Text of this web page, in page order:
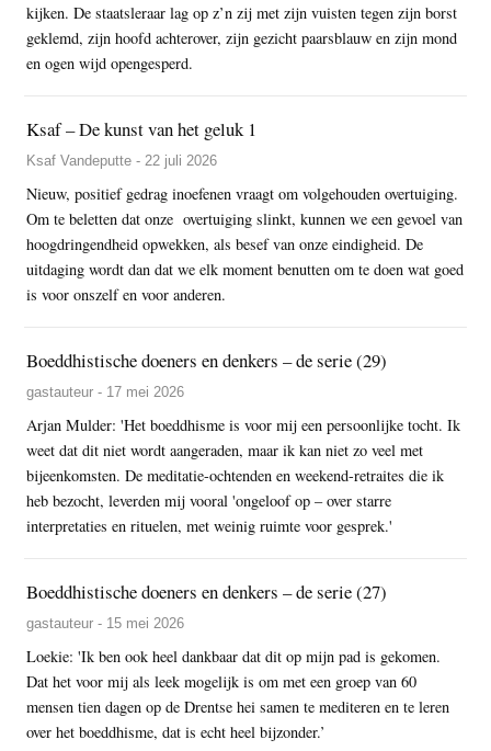
kijken. De staatsleraar lag op z’n zij met zijn vuisten tegen zijn borst
geklemd, zijn hoofd achterover, zijn gezicht paarsblauw en zijn mond
en ogen wijd opengesperd.
Ksaf – De kunst van het geluk 1
Ksaf Vandeputte - 22 juli 2026
Nieuw, positief gedrag inoefenen vraagt om volgehouden overtuiging.
Om te beletten dat onze overtuiging slinkt, kunnen we een gevoel van
hoogdringendheid opwekken, als besef van onze eindigheid. De
uitdaging wordt dan dat we elk moment benutten om te doen wat goed
is voor onszelf en voor anderen.
Boeddhistische doeners en denkers – de serie (29)
gastauteur - 17 mei 2026
Arjan Mulder: 'Het boeddhisme is voor mij een persoonlijke tocht. Ik
weet dat dit niet wordt aangeraden, maar ik kan niet zo veel met
bijeenkomsten. De meditatie-ochtenden en weekend-retraites die ik
heb bezocht, leverden mij vooral 'ongeloof op – over starre
interpretaties en rituelen, met weinig ruimte voor gesprek.'
Boeddhistische doeners en denkers – de serie (27)
gastauteur - 15 mei 2026
Loekie: 'Ik ben ook heel dankbaar dat dit op mijn pad is gekomen.
Dat het voor mij als leek mogelijk is om met een groep van 60
mensen tien dagen op de Drentse hei samen te mediteren en te leren
over het boeddhisme, dat is echt heel bijzonder.’